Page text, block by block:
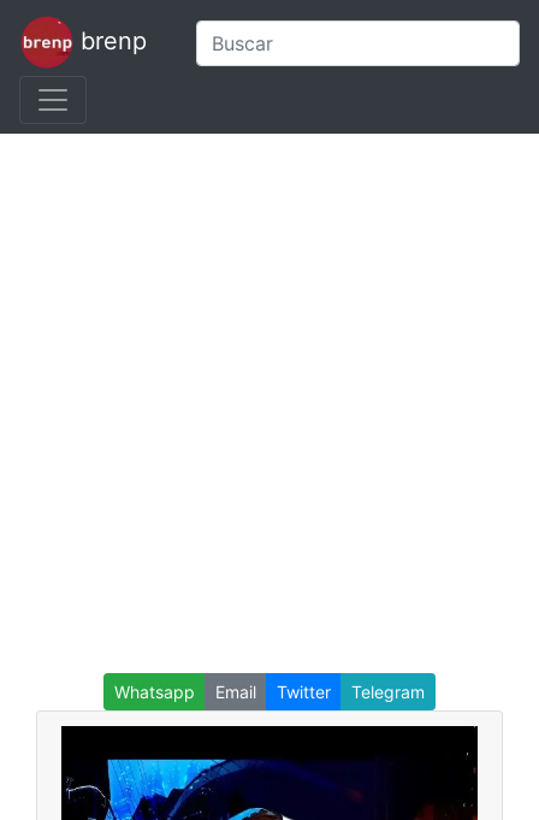
brenp
Whatsapp Email Twitter Telegram